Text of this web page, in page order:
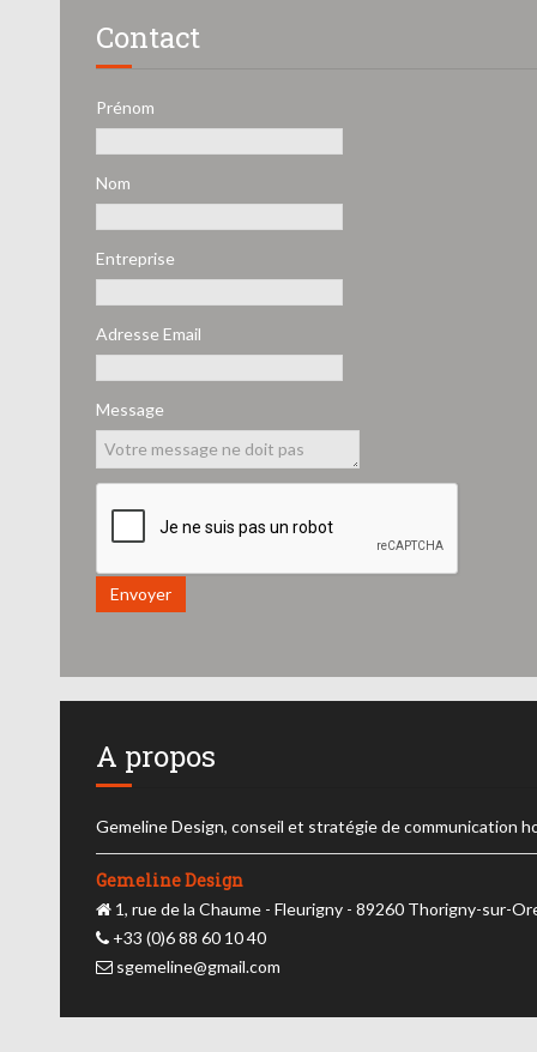
Contact
Prénom
Nom
Entreprise
Adresse Email
Message
Envoyer
A propos
Gemeline Design, conseil et stratégie de communication
Gemeline Design
1, rue de la Chaume - Fleurigny - 89260 Thorigny-sur-
+33 (0)6 88 60 10 40
sgemeline@gmail.com